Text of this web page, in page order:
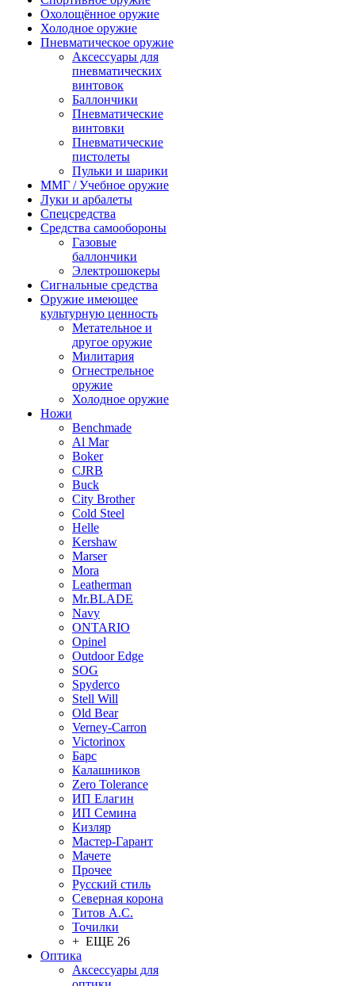
Охолощённое оружие
Холодное оружие
Пневматическое оружие
Аксессуары для
пневматических
винтовок
Баллончики
Пневматические
винтовки
Пневматические
пистолеты
Пульки и шарики
ММГ / Учебное оружие
Луки и арбалеты
Спецсредства
Средства самообороны
Газовые
баллончики
Электрошокеры
Сигнальные средства
Оружие имеющее
культурную ценность
Метательное и
другое оружие
Милитария
Огнестрельное
оружие
Холодное оружие
Ножи
Benchmade
Al Mar
Boker
CJRB
Buck
City Brother
Cold Steel
Helle
Kershaw
Marser
Mora
Leatherman
Mr.BLADE
Navy
ONTARIO
Opinel
Outdoor Edge
SOG
Spyderco
Stell Will
Old Bear
Verney-Carron
Victorinox
Барс
Калашников
Zero Tolerance
ИП Елагин
ИП Семина
Кизляр
Мастер-Гарант
Мачете
Прочее
Русский стиль
Северная корона
Титов А.С.
Точилки
+ ЕЩЕ 26
Оптика
Аксессуары для